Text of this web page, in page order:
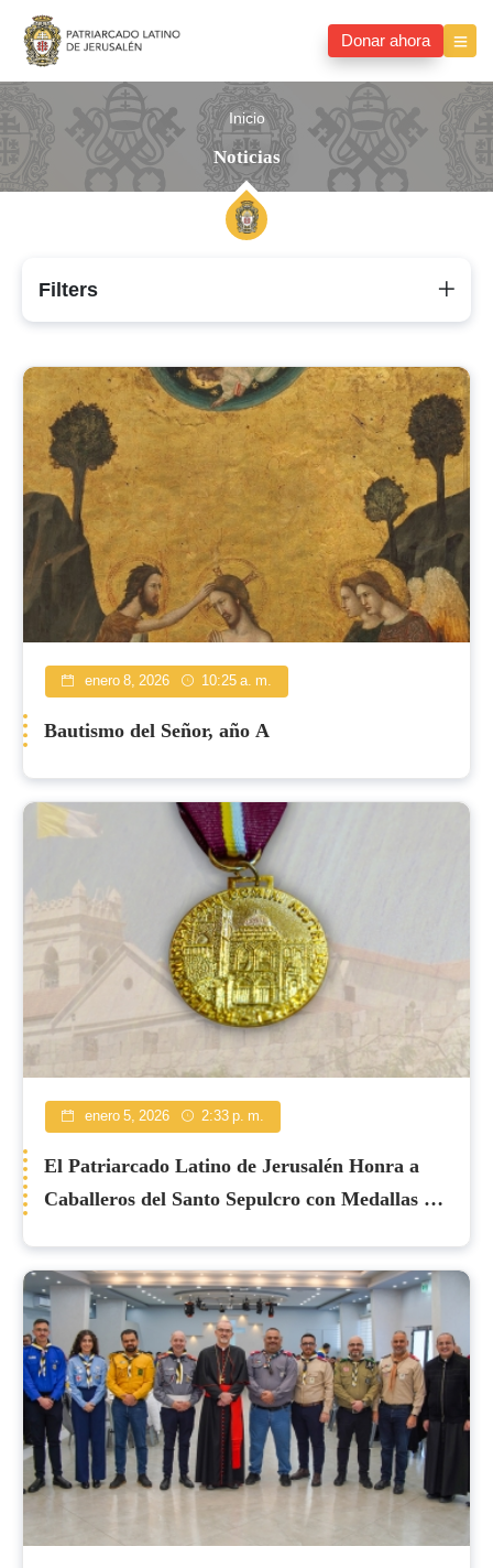
Donar ahora
Inicio
Noticias
Filters
Noticias
enero 8, 2026 10:25 a. m.
Bautismo del Señor, año A
enero 5, 2026 2:33 p. m.
El Patriarcado Latino de Jerusalén Honra a
Caballeros del Santo Sepulcro con Medallas de